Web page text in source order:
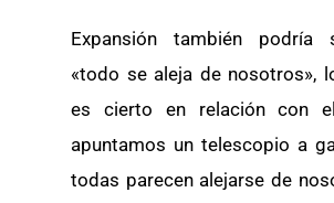
Expansión también podría
«todo se aleja de nosotros»,
es cierto en relación con
apuntamos un telescopio a
todas parecen alejarse de